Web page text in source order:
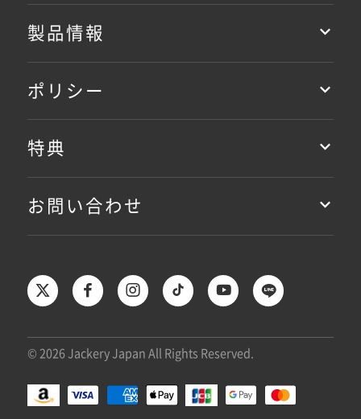
製品情報
ポリシー
特典
お問い合わせ
© 2026 Jackery Japan All Rights Reserved.